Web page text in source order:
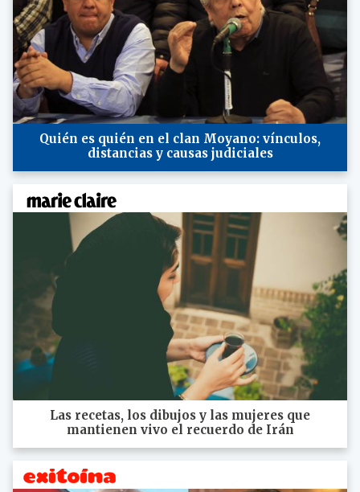
Quién es quién en el clan Moyano: vínculos,
distancias y causas judiciales
Las recetas, los dibujos y las mujeres que
mantienen vivo el recuerdo de Irán